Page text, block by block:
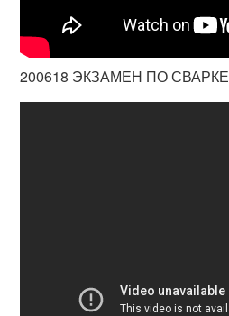
200618 ЭКЗАМЕН ПО СВАРКЕ